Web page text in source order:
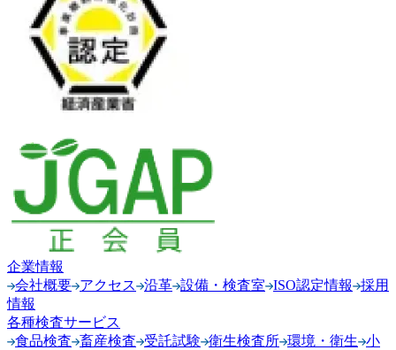
企業情報
会社概要 アクセス 沿革 設備・検査室 ISO認定情報
採用
情報
各種検査サービス
食品検査 畜産検査 受託試験 衛生検査所 環境・衛生 小